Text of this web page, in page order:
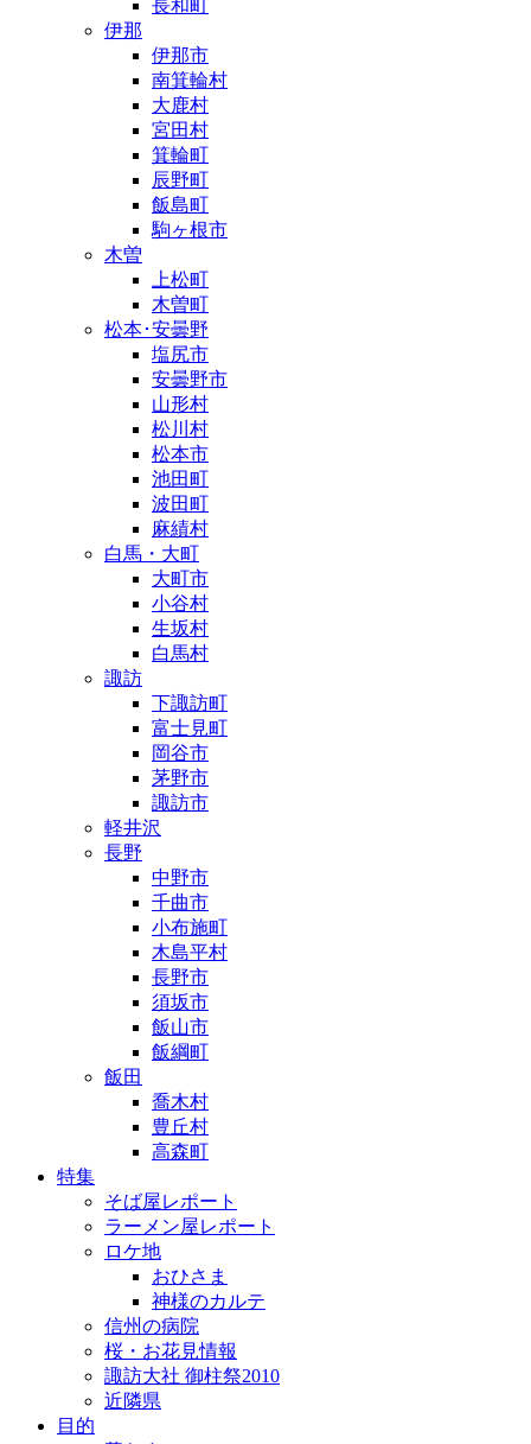
長和町
伊那
伊那市
南箕輪村
大鹿村
宮田村
箕輪町
辰野町
飯島町
駒ヶ根市
木曽
上松町
木曽町
松本･安曇野
塩尻市
安曇野市
山形村
松川村
松本市
池田町
波田町
麻績村
白馬・大町
大町市
小谷村
生坂村
白馬村
諏訪
下諏訪町
富士見町
岡谷市
茅野市
諏訪市
軽井沢
長野
中野市
千曲市
小布施町
木島平村
長野市
須坂市
飯山市
飯綱町
飯田
喬木村
豊丘村
高森町
特集
そば屋レポート
ラーメン屋レポート
ロケ地
おひさま
神様のカルテ
信州の病院
桜・お花見情報
諏訪大社 御柱祭2010
近隣県
目的